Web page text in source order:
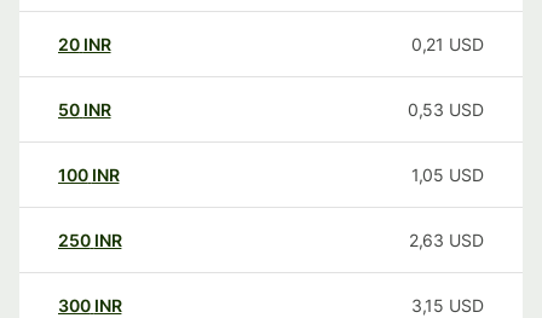
20 INR 0,21 USD
50 INR 0,53 USD
100 INR 1,05 USD
250 INR 2,63 USD
300 INR 3,15 USD